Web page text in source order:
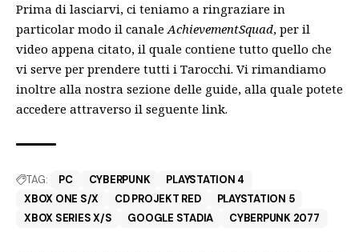
Prima di lasciarvi, ci teniamo a ringraziare in
particolar modo il canaleAchievementSquad, per il
video appena citato, il quale contiene tutto quello che
vi serve per prendere tutti i Tarocchi. Vi rimandiamo
inoltre alla nostra sezione delle guide, alla quale potete
accedere attraverso il seguente link.
TAG: PC CYBERPUNK
PLAYSTATION 4
XBOX ONE S/X
CD PROJEKT RED
PLAYSTATION 5
XBOX SERIES X/S
GOOGLE STADIA CYBERPUNK 2077